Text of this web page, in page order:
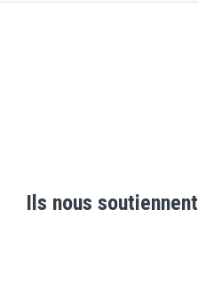
Ils nous soutiennent